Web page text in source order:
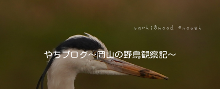
やちブログ～岡山の野鳥観察記～